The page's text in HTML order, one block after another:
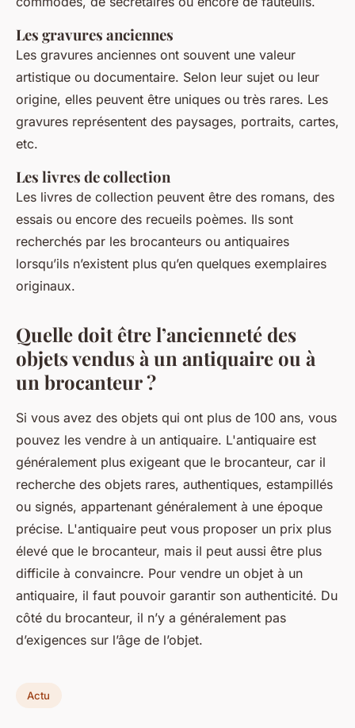
Les gravures anciennes
Les gravures anciennes ont souvent une valeur
artistique ou documentaire. Selon leur sujet ou leur
origine, elles peuvent être uniques ou très rares. Les
gravures représentent des paysages, portraits, cartes,
etc.
Les livres de collection
Les livres de collection peuvent être des romans, des
essais ou encore des recueils poèmes. Ils sont
recherchés par les brocanteurs ou antiquaires
lorsqu’ils n’existent plus qu’en quelques exemplaires
originaux.
Quelle doit être l’ancienneté des
objets vendus à un antiquaire ou à
un brocanteur ?
Si vous avez des objets qui ont plus de 100 ans, vous
pouvez les vendre à un antiquaire. L'antiquaire est
généralement plus exigeant que le brocanteur, car il
recherche des objets rares, authentiques, estampillés
ou signés, appartenant généralement à une époque
précise. L'antiquaire peut vous proposer un prix plus
élevé que le brocanteur, mais il peut aussi être plus
difficile à convaincre. Pour vendre un objet à un
antiquaire, il faut pouvoir garantir son authenticité. Du
côté du brocanteur, il n’y a généralement pas
d’exigences sur l’âge de l’objet.
Actu